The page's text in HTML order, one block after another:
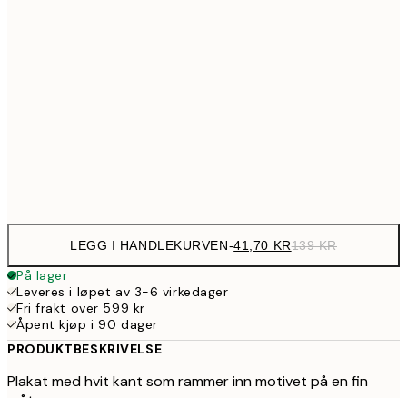
LEGG I HANDLEKURVEN-41,70 KR139 KR
På lager
Leveres i løpet av 3-6 virkedager
Fri frakt over 599 kr
Åpent kjøp i 90 dager
PRODUKTBESKRIVELSE
Plakat med hvit kant som rammer inn motivet på en fin